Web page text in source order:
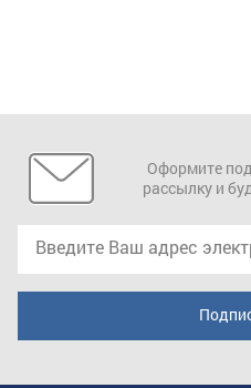
Оформите
рассылку и